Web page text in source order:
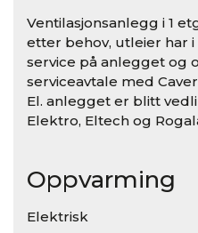
Ventilasjonsanlegg i 1
etter behov, utleier har
service på anlegget og
serviceavtale med
El. anlegget er blitt
Elektro, Eltech og
Oppvarming
Elektrisk